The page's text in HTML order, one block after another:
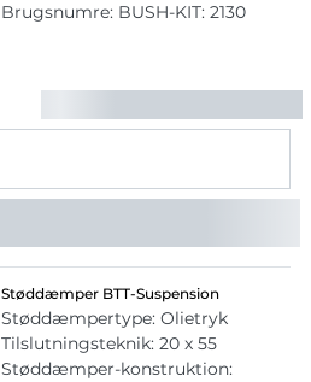
Brugsnumre: BUSH-KIT: 2130
Støddæmper BTT-Suspension
Støddæmpertype: Olietryk
Tilslutningsteknik: 20 x 55
Støddæmper-konstruktion: